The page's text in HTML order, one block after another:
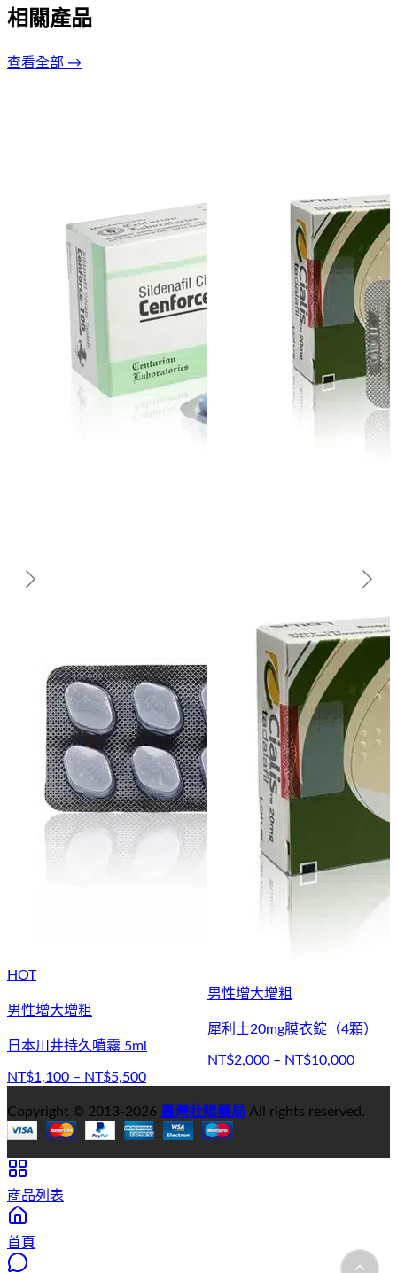
相關產品
查看全部 →
HOT
男性增大增粗
日本川井持久噴霧 5ml
NT$1,100 – NT$5,500
男性增大增粗
犀利士20mg膜衣錠（4顆）
NT$2,000 – NT$10,000
Copyright © 2013-2026 臺灣壯陽藥局 All rights reserved.
商品列表
首頁